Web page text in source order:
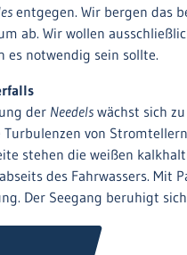
entgegen. Wir bergen das
ab. Wir wollen
es notwendig sein sollte.
der Needels wächst sich
von
stehen die weißen
des Fahrwassers. Mit
Der Seegang beruhigt